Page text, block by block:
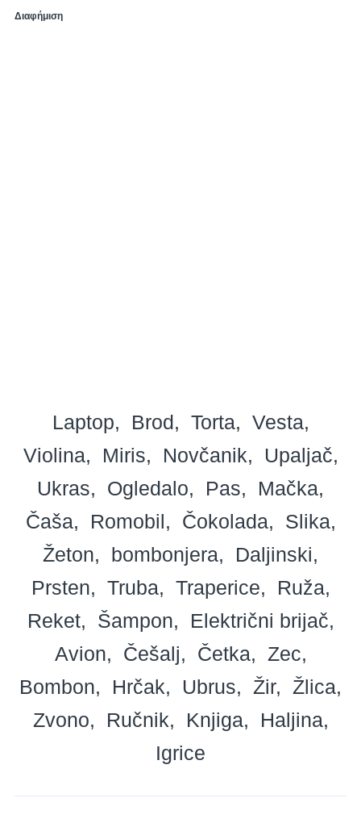
Διαφήμιση
Laptop Brod Torta
Vesta
Violina
Miris Novčanik
Upaljač
Ukras
Ogledalo Pas
Mačka
Čaša
Romobil Čokolada
Slika
Žeton
bombonjera
Daljinski
Prsten
Truba Traperice
Ruža
Reket
Šampon
Električni brijač
Avion
Češalj Četka
Zec
Bombon
Hrčak Ubrus Žir
Žlica
Zvono
Ručnik Knjiga
Haljina
Igrice